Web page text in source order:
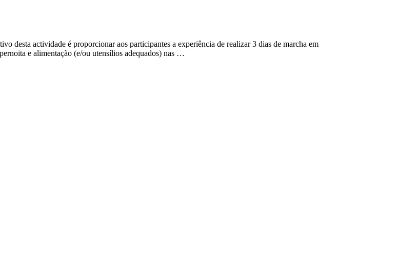
desta actividade é proporcionar aos participantes a experiência de realizar 3 dias de marcha em
e alimentação (e/ou utensílios adequados) nas …